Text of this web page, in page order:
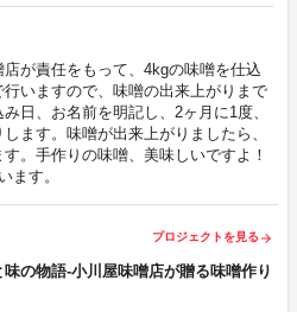
が責任をもって、4kgの味噌を仕込
いますので、味噌の出来上がりまで
日、お名前を明記し、2ヶ月に1度、
ます。味噌が出来上がりましたら、
。手作りの味噌、美味しいですよ！
ます。
プロジェクトを見る arrow_forward
の物語‐小川屋味噌店が贈る味噌作り